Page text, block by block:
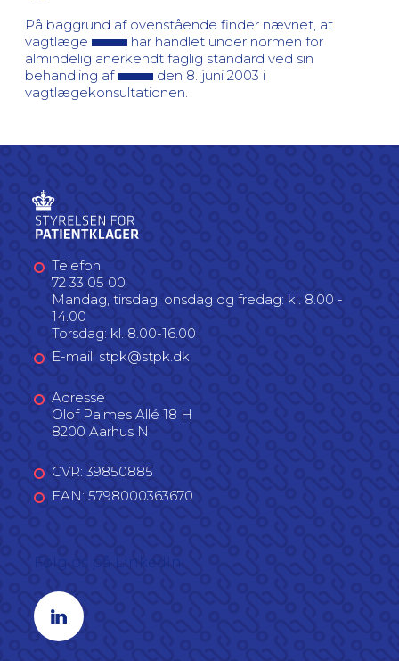
På baggrund af ovenstående finder nævnet, at
vagtlæge
har handlet under normen for
almindelig anerkendt faglig standard ved sin
behandling af
den 8. juni 2003 i
vagtlægekonsultationen.
Telefon
72 33 05 00
Mandag, tirsdag, onsdag og fredag: kl. 8.00 -
14.00
Torsdag: kl. 8.00-16.00
E-mail: stpk@stpk.dk
Adresse
Olof Palmes Allé 18 H
8200 Aarhus N
CVR: 39850885
EAN: 5798000363670
Linkedin profil